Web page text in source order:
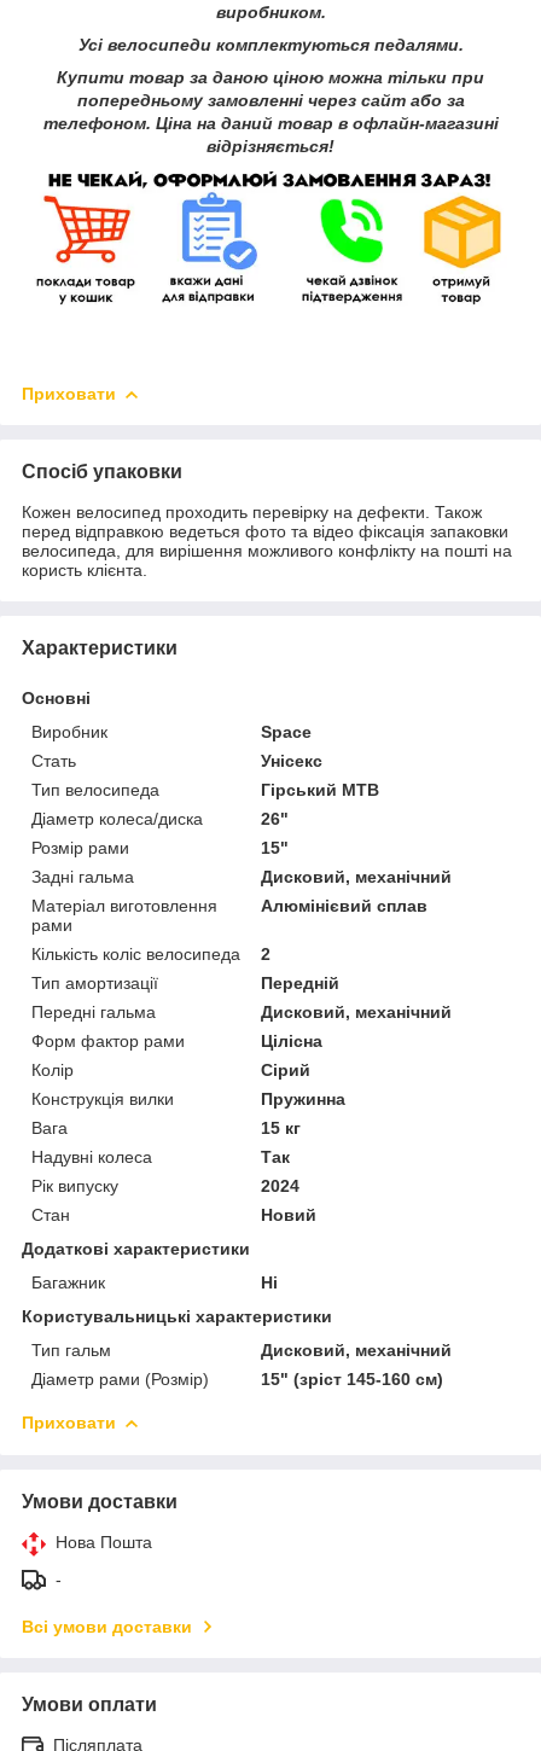
виробником.
Усі велосипеди комплектуються педалями.
Купити товар за даною ціною можна тільки при
попередньому замовленні через сайт або за
телефоном. Ціна на даний товар в офлайн-магазині
відрізняється!
Приховати
Спосіб упаковки
Кожен велосипед проходить перевірку на дефекти. Також
перед відправкою ведеться фото та відео фіксація запаковки
велосипеда, для вирішення можливого конфлікту на пошті на
користь клієнта.
Характеристики
Основні
Виробник
Space
Стать
Унісекс
Тип велосипеда
Гірський MTB
Діаметр колеса/диска
26"
Розмір рами
15"
Задні гальма
Дисковий, механічний
Матеріал виготовлення
рами
Алюмінієвий сплав
Кількість коліс велосипеда
2
Тип амортизації
Передній
Передні гальма
Дисковий, механічний
Форм фактор рами
Цілісна
Колір
Сірий
Конструкція вилки
Пружинна
Вага
15 кг
Надувні колеса
Так
Рік випуску
2024
Стан
Новий
Додаткові характеристики
Багажник
Ні
Користувальницькі характеристики
Тип гальм
Дисковий, механічний
Діаметр рами (Розмір)
15" (зріст 145-160 см)
Приховати
Умови доставки
Нова Пошта
-
Всі умови доставки
Умови оплати
Післяплата